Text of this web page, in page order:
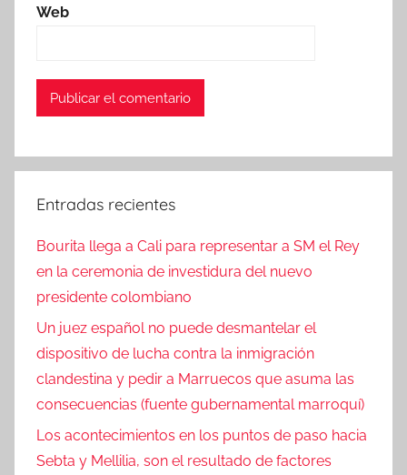
Web
Entradas recientes
Bourita llega a Cali para representar a SM el Rey
en la ceremonia de investidura del nuevo
presidente colombiano
Un juez español no puede desmantelar el
dispositivo de lucha contra la inmigración
clandestina y pedir a Marruecos que asuma las
consecuencias (fuente gubernamental marroquí)
Los acontecimientos en los puntos de paso hacia
Sebta y Mellilia, son el resultado de factores